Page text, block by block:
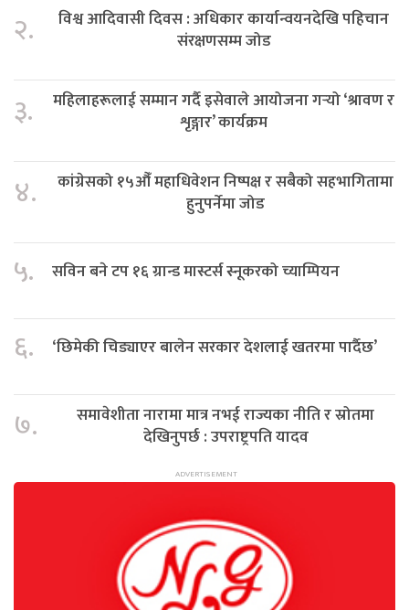
२.
विश्व आदिवासी दिवस : अधिकार कार्यान्वयनदेखि पहिचान
संरक्षणसम्म जोड
३.
महिलाहरूलाई सम्मान गर्दै इसेवाले आयोजना गर्‍यो ‘श्रावण र
शृङ्गार’ कार्यक्रम
४.
कांग्रेसको १५औँ महाधिवेशन निष्पक्ष र सबैको सहभागितामा
हुनुपर्नेमा जोड
५. सविन बने टप १६ ग्रान्ड मास्टर्स स्नूकरको च्याम्पियन
६. ‘छिमेकी चिड्याएर बालेन सरकार देशलाई खतरमा पार्दैछ’
७.
समावेशीता नारामा मात्र नभई राज्यका नीति र स्रोतमा
देखिनुपर्छ : उपराष्ट्रपति यादव